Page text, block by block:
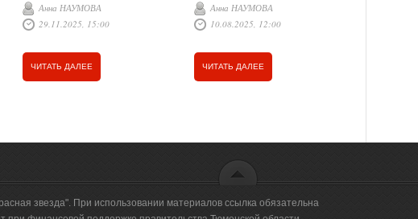
Андрея Лотова, председателя
районного совета ветеранов
отдела управления соцзащиты
населения Ольги Тропиной,
Путина, цветы и подарок.
Анна НАУМОВА
29.11.2025, 15:00
ЧИТАТЬ ДАЛЕЕ
Союза и за его пределами.
Последние тридцать два года
большой период моей жизни
прожит здесь», - говорит он.
Анна НАУМОВА
10.08.2025, 12:00
ЧИТАТЬ ДАЛЕЕ
звезда". При использовании материалов ссылка обязательна